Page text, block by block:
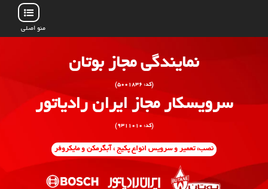
منو اصلی
نمایندگی مجاز بوتان
(کد: ۵۰۰۱۸۳۶)
سرویسکار مجاز ایران رادیاتور
(کد: ۹۳۱۱۰۱۰)
نصب، تعمیر و سرویس انواع پکیج ، آبگرمکن و مایکروفر